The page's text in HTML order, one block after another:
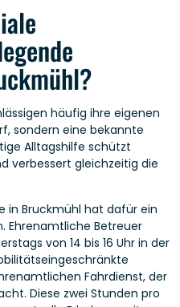
häufig ihre eigenen
sondern eine bekannte
Alltagshilfe schützt
verbessert gleichzeitig die
in Bruckmühl hat dafür ein
Ehrenamtliche Betreuer
von 14 bis 16 Uhr in der
Fahrdienst, der
Diese zwei Stunden pro